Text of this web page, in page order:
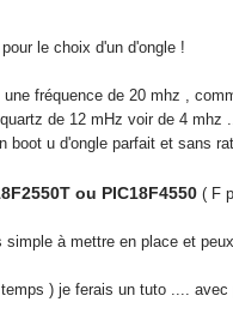
le choix d'un d'ongle !
fréquence de 20 mhz ,
de 12 mHz voir de 4 mhz
boot u d'ongle parfait et sans
ou PIC18F4550 ( F
à mettre en place et
) je ferais un tuto .... avec